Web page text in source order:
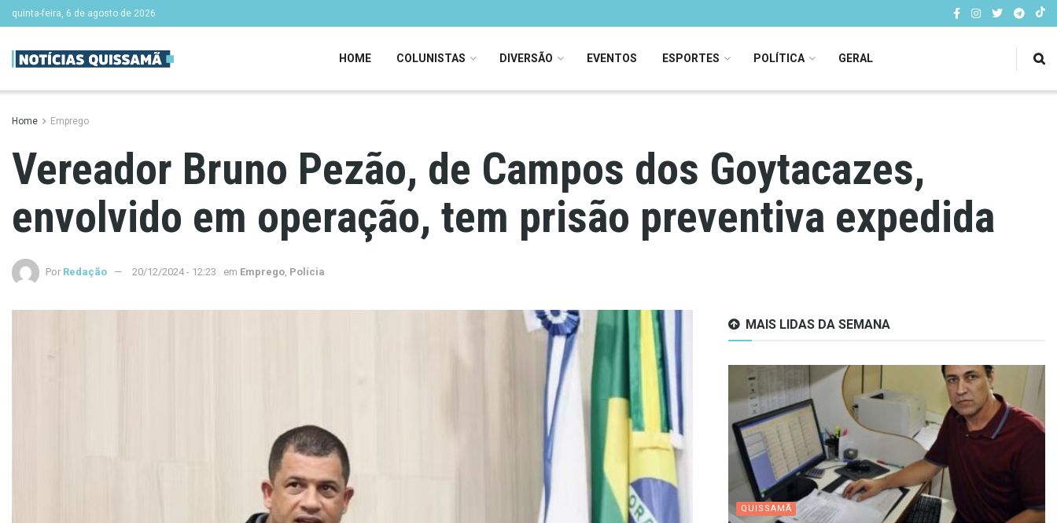
quinta-feira, 6 de agosto de 2026
HOME COLUNISTAS DIVERSÃO EVENTOS ESPORTES POLÍTICA GERAL
Home Emprego
Vereador Bruno Pezão, de Campos dos Goytacazes,
envolvido em operação, tem prisão preventiva expedida
Por Redação 20/12/2024 - 12:23 em Emprego, Polícia
MAIS LIDAS DA SEMANA
QUISSAMÃ